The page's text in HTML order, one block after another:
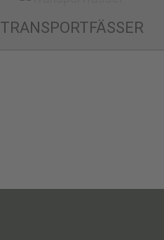
TRANSPORT­FÄSSER